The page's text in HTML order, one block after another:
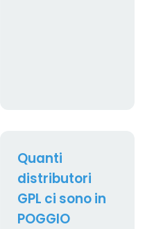
Quanti
distributori
GPL ci sono in
POGGIO